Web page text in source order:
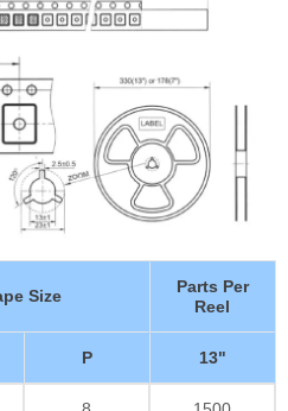
Size
Parts Per
Reel
P 13"